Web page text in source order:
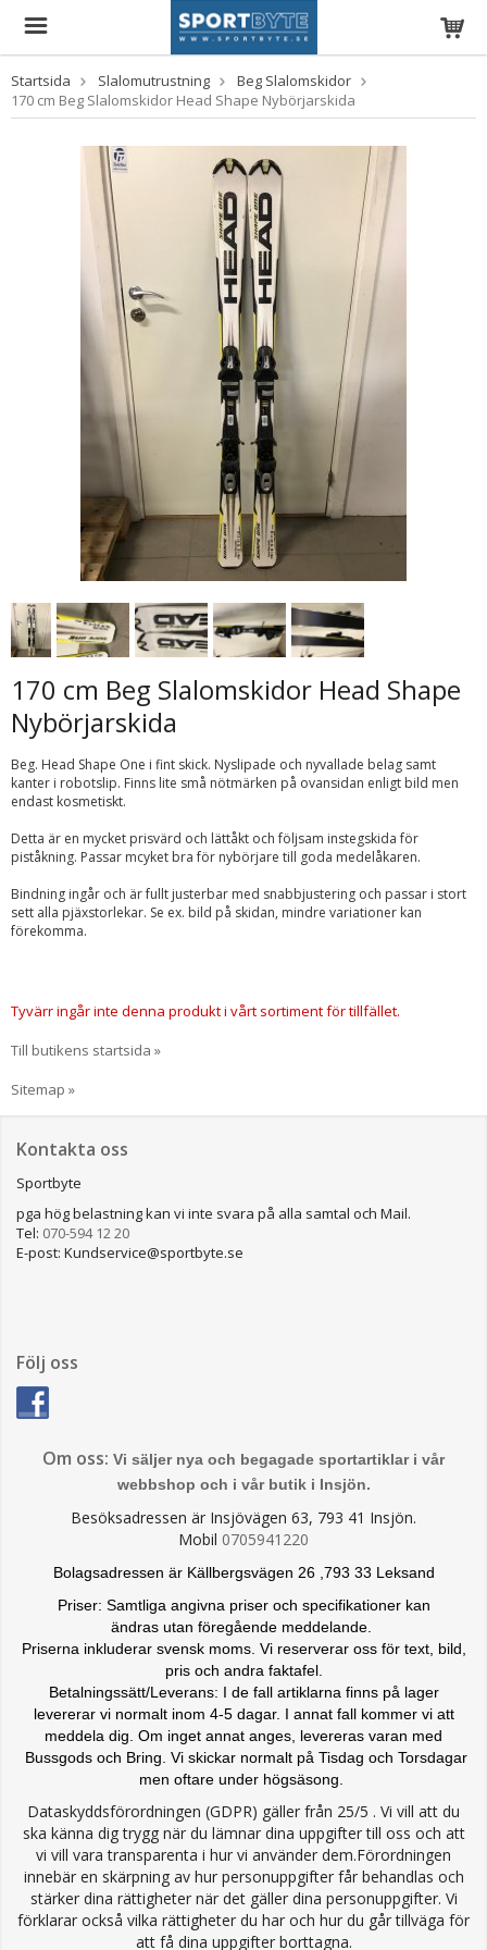
Startsida Slalomutrustning
Beg Slalomskidor
170 cm Beg Slalomskidor Head Shape Nybörjarskida
170 cm Beg Slalomskidor Head Shape
Nybörjarskida
Beg. Head Shape One i fint skick. Nyslipade och nyvallade belag samt
kanter i robotslip. Finns lite små nötmärken på ovansidan enligt bild men
endast kosmetiskt.
Detta är en mycket prisvärd och lättåkt och följsam instegskida för
piståkning. Passar mcyket bra för nybörjare till goda medelåkaren.
Bindning ingår och är fullt justerbar med snabbjustering och passar i stort
sett alla pjäxstorlekar. Se ex. bild på skidan, mindre variationer kan
förekomma.
Tyvärr ingår inte denna produkt i vårt sortiment för tillfället.
Till butikens startsida »
Sitemap »
Kontakta oss
Sportbyte
pga hög belastning kan vi inte svara på alla samtal och Mail.
Tel: 070-594 12 20
E-post: Kundservice@sportbyte.se
Följ oss
Om oss: Vi säljer nya och begagade sportartiklar i vår
webbshop och i vår butik i Insjön.
Besöksadressen är Insjövägen 63, 793 41 Insjön.
Mobil 0705941220
Bolagsadressen är Källbergsvägen 26 ,793 33 Leksand
Priser: Samtliga angivna priser och specifikationer kan
ändras utan föregående meddelande.
Priserna inkluderar svensk moms. Vi reserverar oss för text, bild,
pris och andra faktafel.
Betalningssätt/Leverans: I de fall artiklarna finns på lager
levererar vi normalt inom 4-5 dagar. I annat fall kommer vi att
meddela dig. Om inget annat anges, levereras varan med
Bussgods och Bring. Vi skickar normalt på Tisdag och Torsdagar
men oftare under högsäsong.
Dataskyddsförordningen (GDPR) gäller från 25/5 . Vi vill att du
ska känna dig trygg när du lämnar dina uppgifter till oss och att
vi vill vara transparenta i hur vi använder dem.Förordningen
innebär en skärpning av hur personuppgifter får behandlas och
stärker dina rättigheter när det gäller dina personuppgifter. Vi
förklarar också vilka rättigheter du har och hur du går tillväga för
att få dina uppgifter borttagna.